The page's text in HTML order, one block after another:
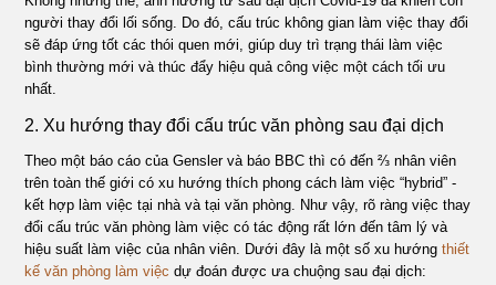
người thay đổi lối sống. Do đó, cấu trúc không gian làm việc thay đổi
sẽ đáp ứng tốt các thói quen mới, giúp duy trì trạng thái làm việc
bình thường mới và thúc đẩy hiệu quả công việc một cách tối ưu
nhất.
2. Xu hướng thay đổi cấu trúc văn phòng sau đại dịch
Theo một báo cáo của Gensler và báo BBC thì có đến ⅔ nhân viên
trên toàn thế giới có xu hướng thích phong cách làm việc “hybrid” -
kết hợp làm việc tại nhà và tại văn phòng. Như vậy, rõ ràng việc thay
đổi cấu trúc văn phòng làm việc có tác động rất lớn đến tâm lý và
hiệu suất làm việc của nhân viên. Dưới đây là một số xu hướngthiết
kế văn phòng làm việc dự đoán được ưa chuộng sau đại dịch: